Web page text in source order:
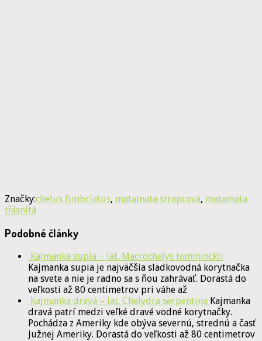
Značky:chelus fimbriatus, matamata strapcová, matamata
třásnitá
Podobné články
Kajmanka supia – lat. Macrochelys temminckii
Kajmanka supia je najväčšia sladkovodná korytnačka
na svete a nie je radno sa s ňou zahrávať. Dorastá do
veľkosti až 80 centimetrov pri váhe až
Kajmanka dravá – lat. Chelydra serpentina Kajmanka
dravá patrí medzi veľké dravé vodné korytnačky.
Pochádza z Ameriky kde obýva severnú, strednú a časť
Južnej Ameriky. Dorastá do veľkosti až 80 centimetrov